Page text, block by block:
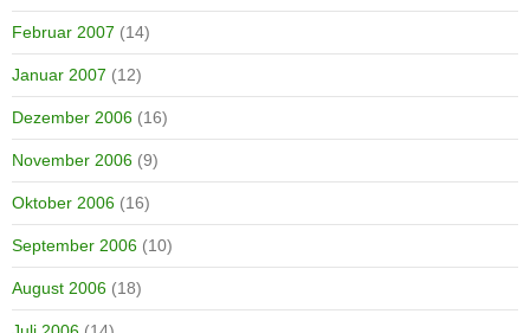
Februar 2007 (14)
Januar 2007 (12)
Dezember 2006 (16)
November 2006 (9)
Oktober 2006 (16)
September 2006 (10)
August 2006 (18)